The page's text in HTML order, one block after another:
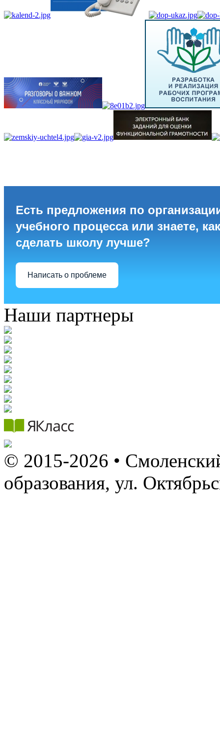
Есть предложения по
учебного процесса или знаете, как
сделать школу лучше?
Написать о проблеме
Наши партнеры
© 2015-2026 •
образования, ул.